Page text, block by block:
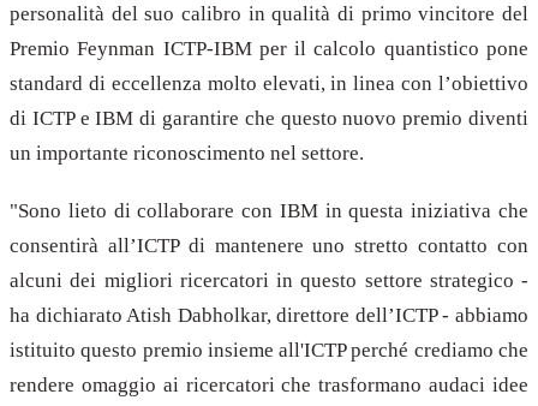
personalità del suo calibro in qualità di primo vincitore del
Premio Feynman ICTP-IBM per il calcolo quantistico pone
standard di eccellenza molto elevati, in linea con l’obiettivo
di ICTP e IBM di garantire che questo nuovo premio diventi
un importante riconoscimento nel settore.
"Sono lieto di collaborare con IBM in questa iniziativa che
consentirà all’ICTP di mantenere uno stretto contatto con
alcuni dei migliori ricercatori in questo settore strategico -
ha dichiarato Atish Dabholkar, direttore dell’ICTP - abbiamo
istituito questo premio insieme all'ICTP perché crediamo che
rendere omaggio ai ricercatori che trasformano audaci idee